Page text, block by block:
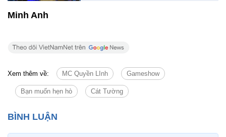
Minh Anh
Xem thêm về: MC Quyền LInh Gameshow
Bạn muốn hẹn hò Cát Tường